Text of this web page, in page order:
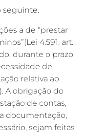
seguinte.
a de “prestar
4.591, art.
durante o prazo
de
relativa ao
A obrigação do
de contas,
documentação,
sejam feitas